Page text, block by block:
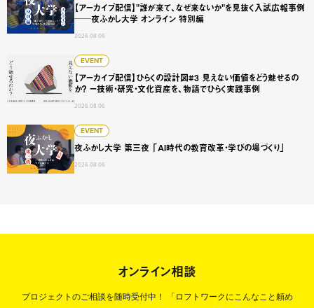
【アーカイブ配信】"誰が来て、なぜ来ないか"を見抜く入試広報事例
──夜ふかし大学 オンライン 特別編
2026.08.06
EVENT
【アーカイブ配信】ひらくの設計図#3 見えない価値をどう魅せるの
か？ ー技術・研究・文化資産を、物語でひらく実践事例
2026.08.06
【アーカイブ配信】ひらくの設計図#3 見えない価値をどう
EVENT
夜ふかし大学 第三夜 「AI時代の教育改革・学びの場づくり」
2026.08.06
夜ふかし大学 第三夜 「AI時代の教育改革・学びの場づくり」
オンライン相談
プロジェクトのご相談を随時受付中！
「ロフトワークにこんなこと頼め